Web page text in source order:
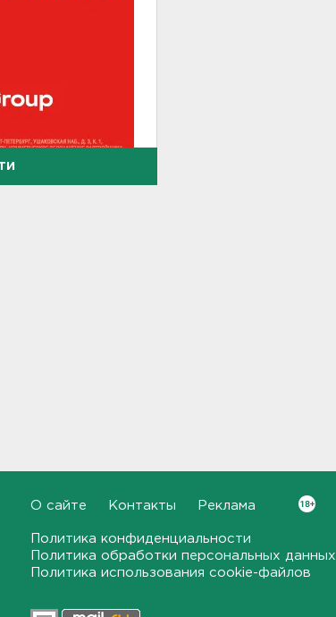
с
о
электричек
О сайте Контакты Реклама
Политика конфиденциальности
Политика обработки персональных данных
Политика использования cookie-файлов